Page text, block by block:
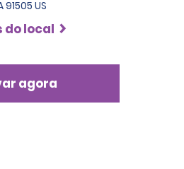
US
do local
agora